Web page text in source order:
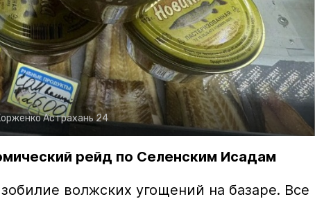
Астрахань 24
рейд по Селенским Исадам
волжских угощений на базаре. Все